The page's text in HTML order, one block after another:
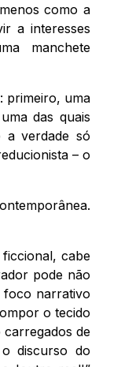
como a
a interesses
manchete
primeiro, uma
das quais
a verdade só
– o
cabe
pode não
foco narrativo
o tecido
de
discurso do